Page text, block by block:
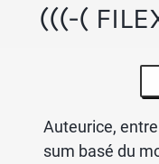
(((-(
Auteurice,
sum basé du